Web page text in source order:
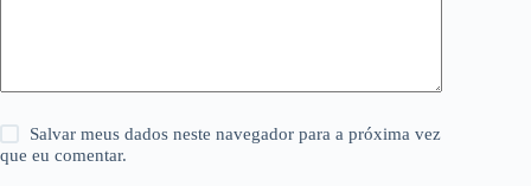
Salvar meus dados neste navegador para a próxima vez
que eu comentar.